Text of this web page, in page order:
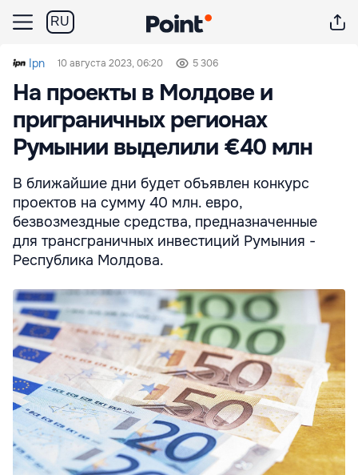
RU
Ipn 10 августа 2023, 06:20 5 306
На проекты в Молдове и
приграничных регионах
Румынии выделили €40 млн
В ближайшие дни будет объявлен конкурс
проектов на сумму 40 млн. евро,
безвозмездные средства, предназначенные
для трансграничных инвестиций Румыния -
Республика Молдова.